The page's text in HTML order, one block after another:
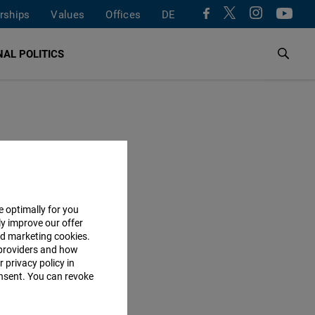
Values Offices DE
POLITICS
optimally for you
improve our offer
marketing cookies.
and how
privacy policy in
You can revoke